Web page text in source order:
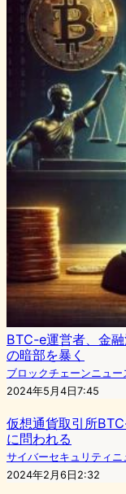
BTC-e運営者、金
の暗部を暴く
ブロックチェーンニュー
2024年5月4日7:45
仮想通貨取引所
に問われる
サイバーセキュリティニ
2024年2月6日2:32